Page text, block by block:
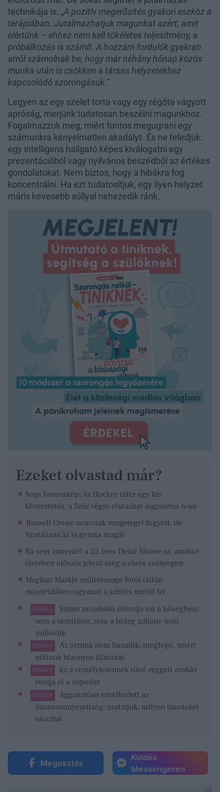
technikája is. „A pozitív megerősítés gyakori eszköz a
terápiában. Jutalmazhatjuk magunkat azért, amit
elértünk – ehhez nem kell tökéletes teljesítmény, a
próbálkozás is számít. A hozzám fordulók gyakran
arról számolnak be, hogy már néhány hónap közös
munka után is csökken a társas helyzetekhez
kapcsolódó szorongásuk.”
Legyen az egy szelet torta vagy egy régóta vágyott
apróság, merjünk tudatosan beszélni magunkhoz.
Fogalmazzuk meg, miért fontos megugrani egy
számunkra kényelmetlen akadályt. És ne feledjük:
egy intelligens hallgató képes kiválogatni egy
prezentációból vagy nyilvános beszédből az értékes
gondolatokat. Nem biztos, hogy a hibákra fog
koncentrálni. Ha ezt tudatosítjuk, egy ilyen helyzet
máris kevesebb súllyal nehezedik ránk.
Ezeket olvastad már?
Napi horoszkóp: Az Ikrekre ráfér egy kis
kényeztetés, a Szűz végre elutazhat augusztus 6-án
Russell Crowe nemcsak rengeteget fogyott, de
brutálisan ki is gyúrta magát
Rá sem ismernél a 22 éves Demi Moore-ra, amikor
életében először jelent meg a vörös szőnyegen
Meghan Markle születésnapi fotói láttán
mindenkiben ugyanaz a kérdés merül fel
FEMINA
Szinte mindenki elrontja ezt a hőségben:
sem a ventilátor, sem a hideg zuhany nem
működik
FEMINA
Az orrunk nem hazudik: meglepő, miért
utálunk bizonyos illatokat
DÍVÁNY
Ez a veszélytelennek tűnő reggeli szokás
rontja el a napodat
DÍVÁNY
Aggasztóan emelkedett az
ózonszennyezettség: mutatjuk, milyen tüneteket
okozhat
Megosztás
Küldés
Messengeren